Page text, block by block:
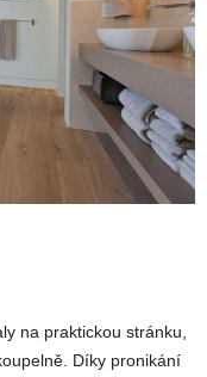
na praktickou stránku,
Díky pronikání